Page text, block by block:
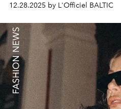
lines converse with fluid
and highlights, embodying
restraint becomes the
grace in contemporary
12.28.2025 by L'Officiel BALTIC